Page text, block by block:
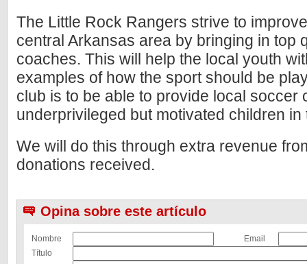
The Little Rock Rangers strive to
central Arkansas area by bringing in top
coaches. This will help the local youth
examples of how the sport should be
club is to be able to provide local soccer
underprivileged but motivated children in
We will do this through extra revenue
donations received.
Opina sobre este artículo
Nombre
Email
Título